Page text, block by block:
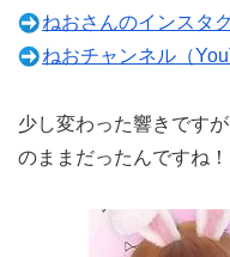
ねおさんのインスタ
ねおチャンネル（
少し変わった響きです
のままだったんですね！